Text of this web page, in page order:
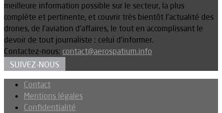
meilleure information possible sur le secteur, la plus
complète et pertinente, et couvrir très bientôt l’actualité des
drones, de l’aviation d’affaires, le tout en accomplissant le
devoir de tout journaliste : celui d’informer.
Contactez-nous: contact@aerospatium.info
SUIVEZ-NOUS
Contact
Mentions légales
Confidentialité